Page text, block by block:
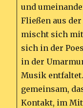
und
Fließen aus
mischt sich
sich in der
in der
Musik
gemeinsam,
Kontakt, im